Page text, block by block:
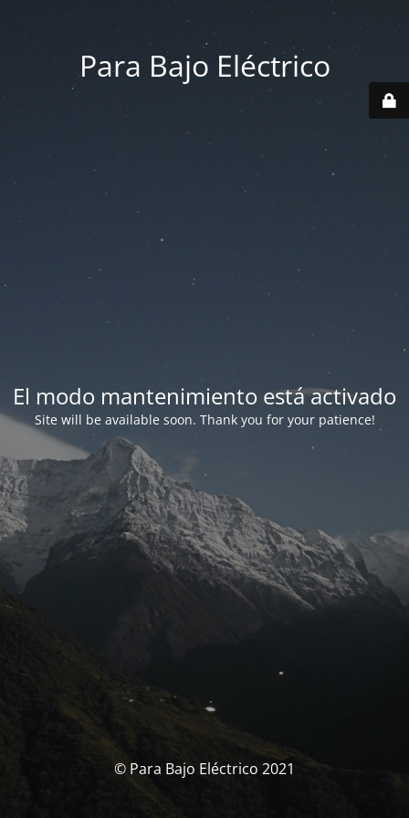
Para Bajo Eléctrico
El modo mantenimiento está activado
Site will be available soon. Thank you for your patience!
© Para Bajo Eléctrico 2021